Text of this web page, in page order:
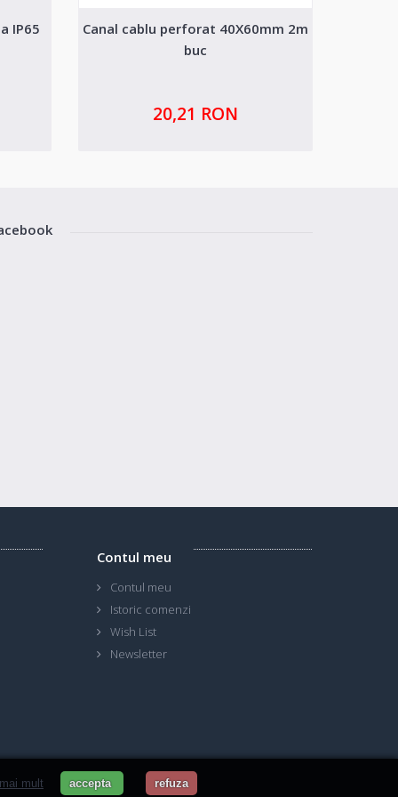
mult accepta refuza
IP65
Canal cablu perforat 40X60mm 2m
buc
20,21 RON
Contul meu
Contul meu
Istoric comenzi
Wish List
Newsletter